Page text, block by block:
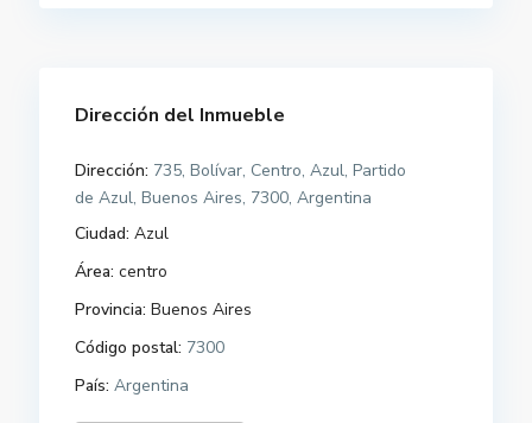
Dirección del Inmueble
Dirección: 735, Bolívar, Centro, Azul, Partido
de Azul, Buenos Aires, 7300, Argentina
Ciudad: Azul
Área: centro
Provincia: Buenos Aires
Código postal: 7300
País: Argentina